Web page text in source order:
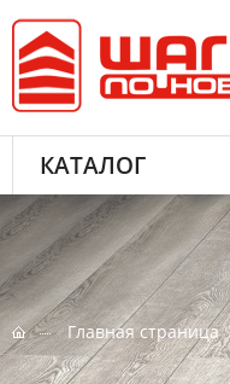
КАТАЛОГ
Главная страница